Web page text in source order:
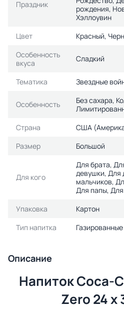
Праздник
рождения,
Хэллоувин
Цвет
Красный,
Особенность
вкуса
Сладкий
Тематика Звездные
Особенность
Без сахара,
Страна
США
Размер
Большой
Для кого
Для брата,
девушки, Для
мальчиков,
Для папы,
Упаковка
Картон
Тип напитка
Газированные
Описание
Напиток Coca-
Zero 24 x